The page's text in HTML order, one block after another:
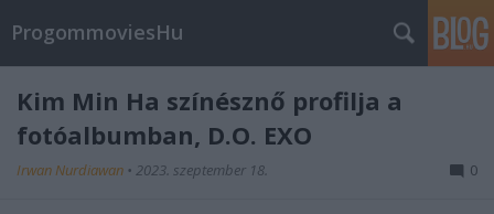
ProgommoviesHu
Kim Min Ha színésznő profilja a
fotóalbumban, D.O. EXO
Irwan Nurdiawan • 2023. szeptember 18. 0